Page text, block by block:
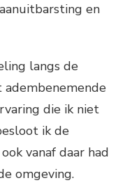
en
langs de
die ik niet
ik de
vanaf daar had
omgeving.